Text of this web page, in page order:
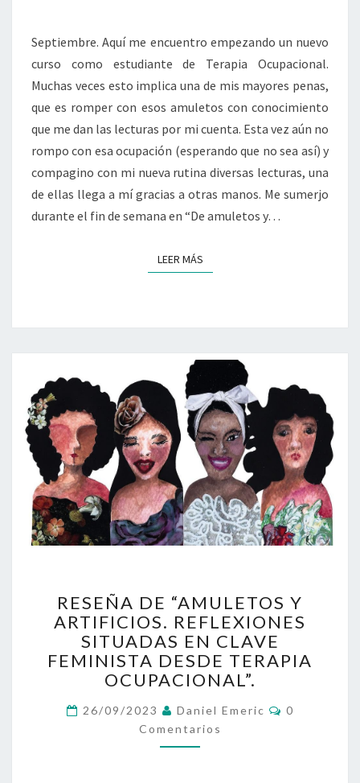
A
PENSAR,
REFLEXIONAR
SOBRE
NUESTRAS
PRÁCTICAS
EL
ÁMBITO
DE
TERAPIA
OCUPACIONAL»
Septiembre. Aquí me encuentro empezando un nuevo
curso como estudiante de Terapia Ocupacional.
Muchas veces esto implica una de mis mayores penas,
que es romper con esos amuletos con conocimiento
que me dan las lecturas por mi cuenta. Esta vez aún no
rompo con esa ocupación (esperando que no sea así) y
compagino con mi nueva rutina diversas lecturas, una
de ellas llega a mí gracias a otras manos. Me sumerjo
durante el fin de semana en “De amuletos y…
LEER MÁSLEER MÁS
DE
“AMULETOS
Y
ARTIFICIOS.
REFLEXIONES
SITUADAS
EN
CLAVE
FEMINISTA
RESEÑA DE “AMULETOS Y
ARTIFICIOS. REFLEXIONES
SITUADAS EN CLAVE
FEMINISTA DESDE TERAPIA
OCUPACIONAL”.
26/09/2023 Daniel Emeric
0
Comentarios